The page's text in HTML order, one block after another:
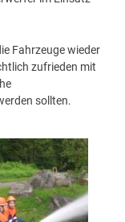
Fahrzeuge wieder
zufrieden mit
sollten.